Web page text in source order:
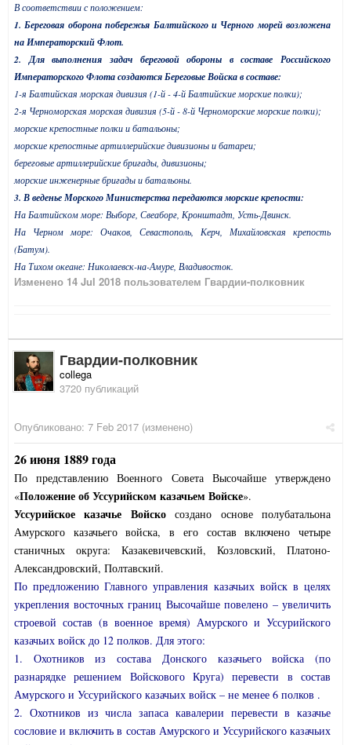
В соответствии с положением:
1. Береговая оборона побережья Балтийского и Черного морей возложена
на Императорский Флот.
2. Для выполнения задач береговой обороны в составе Российского
Императорского Флота создаются Береговые Войска в составе:
1-я Балтийская морская дивизия (1-й - 4-й Балтийские морские полки);
2-я Черноморская морская дивизия (5-й - 8-й Черноморские морские полки);
морские крепостные полки и батальоны;
морские крепостные артиллерийские дивизионы и батареи;
береговые артиллерийские бригады, дивизионы;
морские инженерные бригады и батальоны.
3. В веденье Морского Министерства передаются морские крепости:
На Балтийском море: Выборг, Свеаборг, Кронштадт, Усть-Двинск.
На Черном море: Очаков, Севастополь, Керч, Михайловская крепость
(Батум).
На Тихом океане: Николаевск-на-Амуре, Владивосток.
Изменено 14 Jul 2018 пользователем Гвардии-полковник
Гвардии-полковник
collega
3720 публикаций
Опубликовано: 7 Feb 2017 (изменено)
26 июня 1889 года
По представлению Военного Совета Высочайше утверждено
«Положение об Уссурийском казачьем Войске».
Уссурийское казачье Войскосоздано основе полубатальона
Амурского казачьего войска, в его состав включено четыре
станичных округа: Казакевичевский, Козловский, Платоно-
Александровский, Полтавский.
По предложению Главного управления казачьих войск в целях
укрепления восточных границ Высочайше повелено – увеличить
строевой состав (в военное время) Амурского и Уссурийского
казачьих войск до 12 полков. Для этого:
1. Охотников из состава Донского казачьего войска (по
разнарядке решением Войскового Круга) перевести в состав
Амурского и Уссурийского казачьих войск – не менее 6 полков .
2. Охотников из числа запаса кавалерии перевести в казачье
сословие и включить в состав Амурского и Уссурийского казачьих